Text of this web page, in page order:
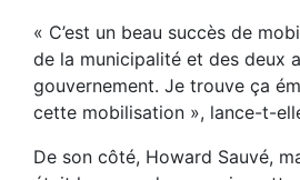
« C’est un beau succès de
de la municipalité et des deux
gouvernement. Je trouve ça
cette mobilisation », lance-t-
De son côté, Howard Sauvé,